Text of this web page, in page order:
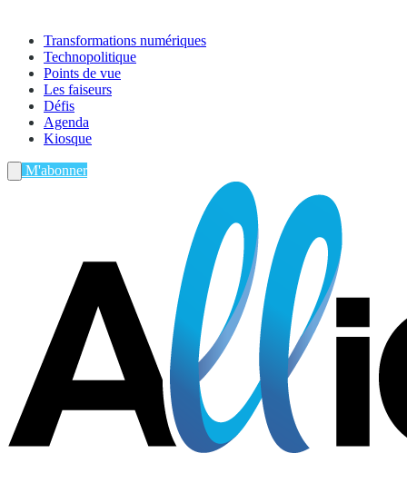
Transformations numériques
Technopolitique
Points de vue
Les faiseurs
Défis
Agenda
Kiosque
M'abonner